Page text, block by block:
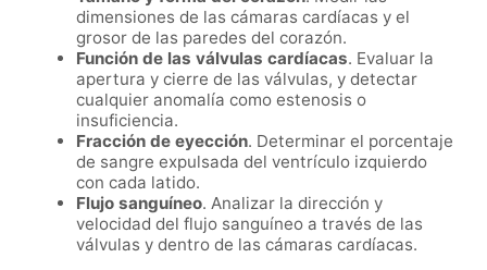
dimensiones de las cámaras cardíacas y el
grosor de las paredes del corazón.
Función de las válvulas cardíacas. Evaluar la
apertura y cierre de las válvulas, y detectar
cualquier anomalía como estenosis o
insuficiencia.
Fracción de eyección. Determinar el porcentaje
de sangre expulsada del ventrículo izquierdo
con cada latido.
Flujo sanguíneo. Analizar la dirección y
velocidad del flujo sanguíneo a través de las
válvulas y dentro de las cámaras cardíacas.